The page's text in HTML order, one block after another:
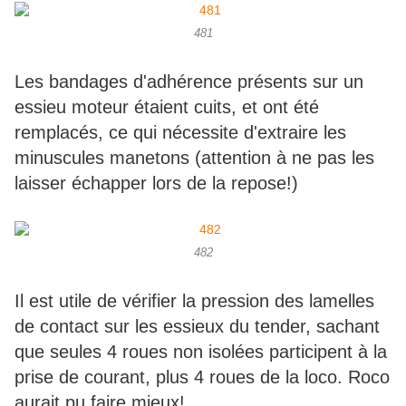
481
Les bandages d'adhérence présents sur un
essieu moteur étaient cuits, et ont été
remplacés, ce qui nécessite d'extraire les
minuscules manetons (attention à ne pas les
laisser échapper lors de la repose!)
482
Il est utile de vérifier la pression des lamelles
de contact sur les essieux du tender, sachant
que seules 4 roues non isolées participent à la
prise de courant, plus 4 roues de la loco. Roco